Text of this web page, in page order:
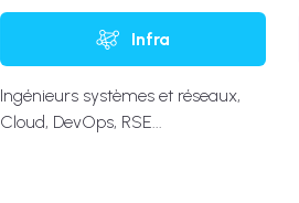
Infra
Ingénieurs systèmes et réseaux,
Cloud, DevOps, RSE...